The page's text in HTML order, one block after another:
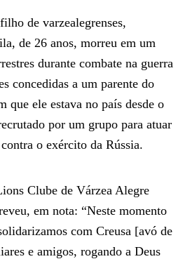
de varzealegrenses,
de 26 anos, morreu em um
durante combate na guerra
concedidas a um parente do
que ele estava no país desde o
por um grupo para atuar
o exército da Rússia.
Clube de Várzea Alegre
em nota: “Neste momento
com Creusa [avó de
e amigos, rogando a Deus